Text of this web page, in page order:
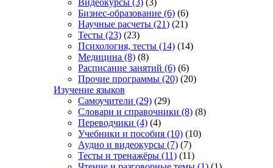
Видеокурсы (3) (3)
Бизнес-образование (6) (6)
Научные расчеты (21) (21)
Тесты (23) (23)
Психология, тесты (14) (14)
Медицина (8) (8)
Расписание занятий (6) (6)
Прочие программы (20) (20)
Изучение языков
Самоучители (29) (29)
Словари и справочники (8) (8)
Переводчики (4) (4)
Учебники и пособия (10) (10)
Аудио и видеокурсы (7) (7)
Тесты и тренажёры (11) (11)